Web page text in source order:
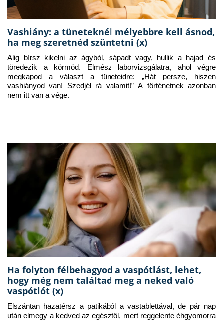
Vashiány: a tüneteknél mélyebbre kell ásnod,
ha meg szeretnéd szüntetni (x)
Alig bírsz kikelni az ágyból, sápadt vagy, hullik a hajad és
töredezik a körmöd. Elmész laborvizsgálatra, ahol végre
megkapod a választ a tüneteidre: „Hát persze, hiszen
vashiányod van! Szedjél rá valamit!” A történetnek azonban
nem itt van a vége.
Ha folyton félbehagyod a vaspótlást, lehet,
hogy még nem találtad meg a neked való
vaspótlót (x)
Elszántan hazatérsz a patikából a vastablettával, de pár nap
után elmegy a kedved az egésztől, mert reggelente éhgyomorra